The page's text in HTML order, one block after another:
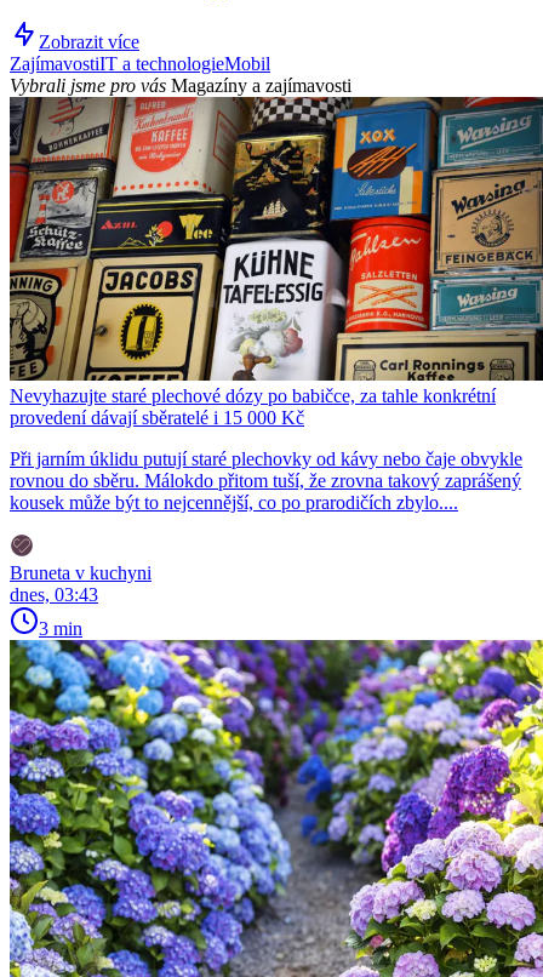
Zobrazit více
ZajímavostiIT a technologieMobil
Vybrali jsme pro vás Magazíny a zajímavosti
Nevyhazujte staré plechové dózy po babičce, za tahle konkrétní
provedení dávají sběratelé i 15 000 Kč
Při jarním úklidu putují staré plechovky od kávy nebo čaje obvykle
rovnou do sběru. Málokdo přitom tuší, že zrovna takový zaprášený
kousek může být to nejcennější, co po prarodičích zbylo....
Bruneta v kuchyni
dnes, 03:43
3 min